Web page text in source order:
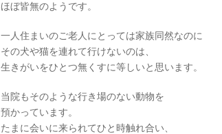
ほぼ皆無のようです。
一人住まいのご老人にとっては家族同然なのに
その犬や猫を連れて行けないのは、
生きがいをひとつ無くすに等しいと思います。
当院もそのような行き場のない動物を
預かっています。
たまに会いに来られてひと時触れ合い、